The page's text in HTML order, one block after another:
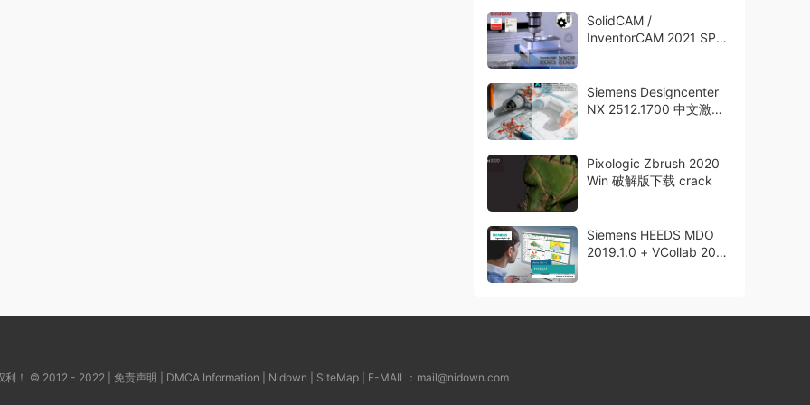
SolidCAM /
InventorCAM 2021 SP2
Siemens Designcenter
NX 2512.1700 中文激活
Pixologic Zbrush 2020
Win 破解版下载 crack
Siemens HEEDS MDO
2019.1.0 + VCollab 2015
利！ © 2012 - 2022 | 免责声明 DMCA Information Nidown SiteMap| E-MAIL： mail@nidown.com